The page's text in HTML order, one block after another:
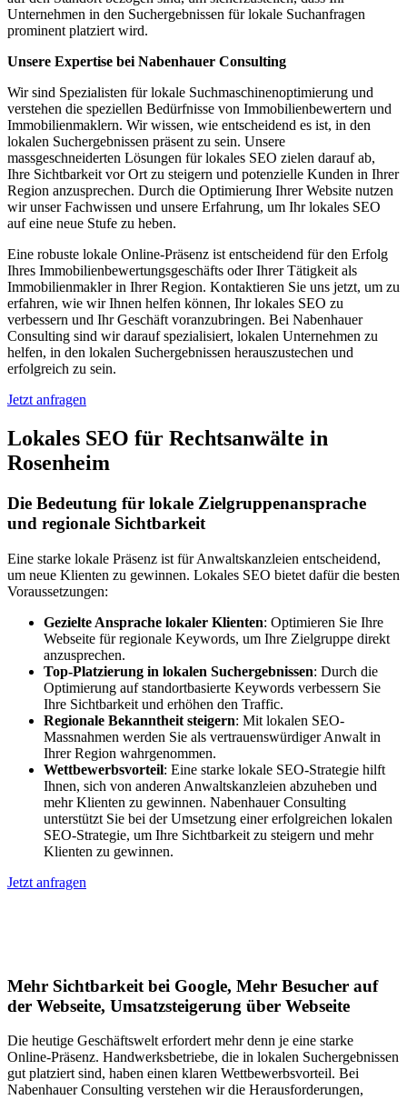
Unternehmen in den Suchergebnissen für lokale Suchanfragen
prominent platziert wird.
Unsere Expertise bei Nabenhauer Consulting
Wir sind Spezialisten für lokale Suchmaschinenoptimierung und
verstehen die speziellen Bedürfnisse von Immobilienbewertern und
Immobilienmaklern. Wir wissen, wie entscheidend es ist, in den
lokalen Suchergebnissen präsent zu sein. Unsere
massgeschneiderten Lösungen für lokales SEO zielen darauf ab,
Ihre Sichtbarkeit vor Ort zu steigern und potenzielle Kunden in Ihrer
Region anzusprechen. Durch die Optimierung Ihrer Website nutzen
wir unser Fachwissen und unsere Erfahrung, um Ihr lokales SEO
auf eine neue Stufe zu heben.
Eine robuste lokale Online-Präsenz ist entscheidend für den Erfolg
Ihres Immobilienbewertungsgeschäfts oder Ihrer Tätigkeit als
Immobilienmakler in Ihrer Region. Kontaktieren Sie uns jetzt, um zu
erfahren, wie wir Ihnen helfen können, Ihr lokales SEO zu
verbessern und Ihr Geschäft voranzubringen. Bei Nabenhauer
Consulting sind wir darauf spezialisiert, lokalen Unternehmen zu
helfen, in den lokalen Suchergebnissen herauszustechen und
erfolgreich zu sein.
Jetzt anfragen
Lokales SEO für Rechtsanwälte in
Rosenheim
Die Bedeutung für lokale Zielgruppenansprache
und regionale Sichtbarkeit
Eine starke lokale Präsenz ist für Anwaltskanzleien entscheidend,
um neue Klienten zu gewinnen. Lokales SEO bietet dafür die besten
Voraussetzungen:
Gezielte Ansprache lokaler Klienten: Optimieren Sie Ihre
Webseite für regionale Keywords, um Ihre Zielgruppe direkt
anzusprechen.
Top-Platzierung in lokalen Suchergebnissen: Durch die
Optimierung auf standortbasierte Keywords verbessern Sie
Ihre Sichtbarkeit und erhöhen den Traffic.
Regionale Bekanntheit steigern: Mit lokalen SEO-
Massnahmen werden Sie als vertrauenswürdiger Anwalt in
Ihrer Region wahrgenommen.
Wettbewerbsvorteil: Eine starke lokale SEO-Strategie hilft
Ihnen, sich von anderen Anwaltskanzleien abzuheben und
mehr Klienten zu gewinnen. Nabenhauer Consulting
unterstützt Sie bei der Umsetzung einer erfolgreichen lokalen
SEO-Strategie, um Ihre Sichtbarkeit zu steigern und mehr
Klienten zu gewinnen.
Jetzt anfragen
Mehr Sichtbarkeit bei Google, Mehr Besucher auf
der Webseite, Umsatzsteigerung über Webseite
Die heutige Geschäftswelt erfordert mehr denn je eine starke
Online-Präsenz. Handwerksbetriebe, die in lokalen Suchergebnissen
gut platziert sind, haben einen klaren Wettbewerbsvorteil. Bei
Nabenhauer Consulting verstehen wir die Herausforderungen,